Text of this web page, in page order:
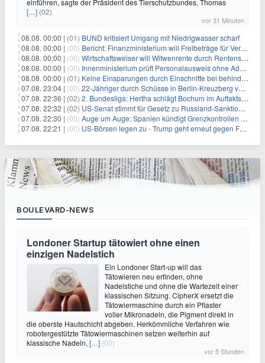
einführen, sagte der Präsident des Tierschutzbundes, Thomas
[…] (02)
vor 31 Minuten
08.08. 00:00 | (01) BUND kritisiert Umgang mit Niedrigwasser scharf
08.08. 00:00 | (00) Bericht: Finanzministerium will Freibeträge für Vereine senken
08.08. 00:00 | (00) Wirtschaftsweiser will Witwenrente durch Rentensplitting ersetzen
08.08. 00:00 | (00) Innenministerium prüft Personalausweis ohne Adresse
08.08. 00:00 | (01) Keine Einsparungen durch Einschnitte bei behinderten Kindern
07.08. 23:04 | (00) 22-Jähriger durch Schüsse in Berlin-Kreuzberg verletzt
07.08. 22:36 | (02) 2. Bundesliga: Hertha schlägt Bochum im Auftaktspiel
07.08. 22:32 | (02) US-Senat stimmt für Gesetz zu Russland-Sanktionen
07.08. 22:30 | (00) Auge um Auge: Spanien kündigt Grenzkontrollen zu Italien an
07.08. 22:21 | (00) US-Börsen legen zu - Trump geht erneut gegen Fed-Gouverneurin vor
BOULEVARD-NEWS
Londoner Startup tätowiert ohne einen
einzigen Nadelstich
Ein Londoner Start-up will das
Tätowieren neu erfinden, ohne
Nadelstiche und ohne die Wartezeit einer
klassischen Sitzung. CipherX ersetzt die
Tätowiermaschine durch ein Pflaster
voller Mikronadeln, die Pigment direkt in
die oberste Hautschicht abgeben. Herkömmliche Verfahren wie
robotergestützte Tätowiermaschinen setzen weiterhin auf
klassische Nadeln, […] (00)
vor 5 Stunden